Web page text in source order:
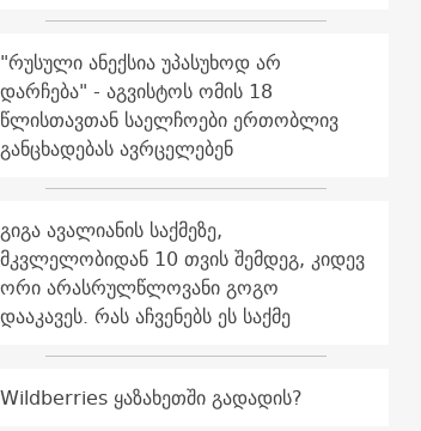
"რუსული ანექსია უპასუხოდ არ
დარჩება" - აგვისტოს ომის 18
წლისთავთან საელჩოები ერთობლივ
განცხადებას ავრცელებენ
გიგა ავალიანის საქმეზე,
მკვლელობიდან 10 თვის შემდეგ, კიდევ
ორი არასრულწლოვანი გოგო
დააკავეს. რას აჩვენებს ეს საქმე
Wildberries ყაზახეთში გადადის?